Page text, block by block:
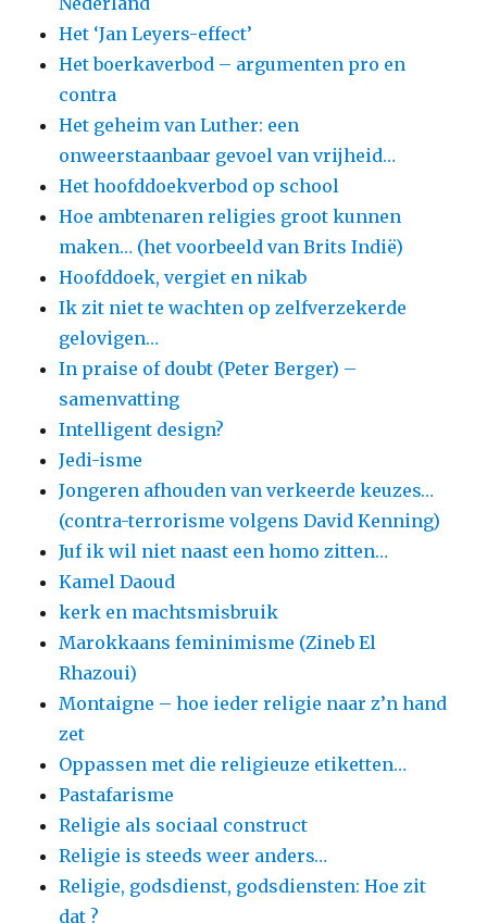
Het ‘Jan Leyers-effect’
Het boerkaverbod – argumenten pro en
contra
Het geheim van Luther: een
onweerstaanbaar gevoel van vrijheid…
Het hoofddoekverbod op school
Hoe ambtenaren religies groot kunnen
maken… (het voorbeeld van Brits Indië)
Hoofddoek, vergiet en nikab
Ik zit niet te wachten op zelfverzekerde
gelovigen…
In praise of doubt (Peter Berger) –
samenvatting
Intelligent design?
Jedi-isme
Jongeren afhouden van verkeerde keuzes…
(contra-terrorisme volgens David Kenning)
Juf ik wil niet naast een homo zitten…
Kamel Daoud
kerk en machtsmisbruik
Marokkaans feminimisme (Zineb El
Rhazoui)
Montaigne – hoe ieder religie naar z’n hand
zet
Oppassen met die religieuze etiketten…
Pastafarisme
Religie als sociaal construct
Religie is steeds weer anders…
Religie, godsdienst, godsdiensten: Hoe zit
dat ?